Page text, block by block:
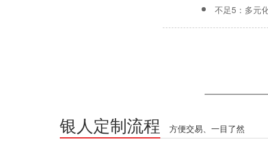
不足5：多元
银人定制流程 方便交易、一目了然